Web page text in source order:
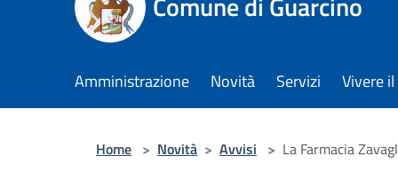
Amministrazione Novità Servizi Vivere
Home > Novità > Avvisi > La Farmacia